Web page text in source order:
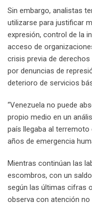
Sin embargo, analistas
utilizarse para justificar
expresión, control de la
acceso de
crisis previa de
por denuncias de
deterioro de servicios
“Venezuela no puede
propio medio en un
país llegaba al
años de emergencia
Mientras continúan las
escombros, con un
según las últimas cifras
observa con atención